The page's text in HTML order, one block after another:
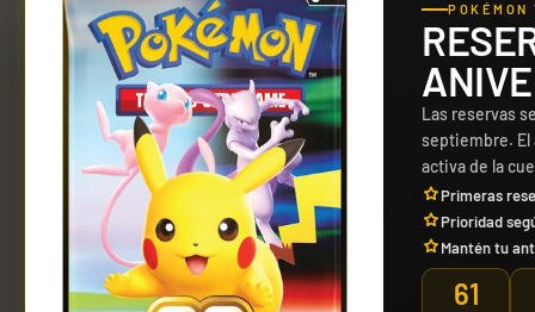
Las reservas
septiembre. El
activa de la
Primeras
Prioridad
Mantén tu
61